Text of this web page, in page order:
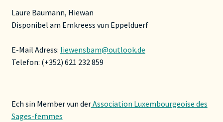
Laure Baumann, Hiewan
Disponibel am Emkreess vun Eppelduerf
E-Mail Adress: liewensbam@outlook.de
Telefon: (+352) 621 232 859
Ech sin Member vun derAssociation Luxembourgeoise des
Sages-femmes